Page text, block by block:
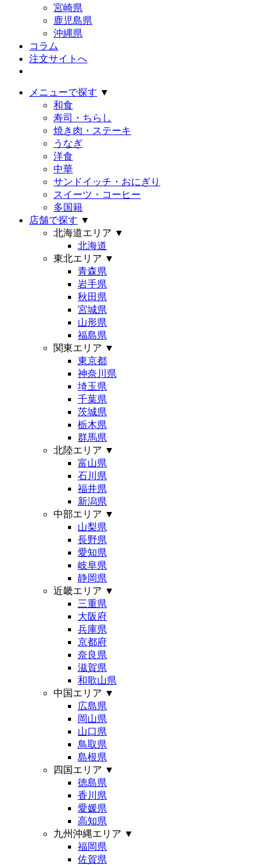
宮崎県
鹿児島県
沖縄県
コラム
注文サイトへ
メニューで探す ▼
和食
寿司・ちらし
焼き肉・ステーキ
うなぎ
洋食
中華
サンドイッチ・おにぎり
スイーツ・コーヒー
多国籍
店舗で探す ▼
北海道エリア ▼
北海道
東北エリア ▼
青森県
岩手県
秋田県
宮城県
山形県
福島県
関東エリア ▼
東京都
神奈川県
埼玉県
千葉県
茨城県
栃木県
群馬県
北陸エリア ▼
富山県
石川県
福井県
新潟県
中部エリア ▼
山梨県
長野県
愛知県
岐阜県
静岡県
近畿エリア ▼
三重県
大阪府
兵庫県
京都府
奈良県
滋賀県
和歌山県
中国エリア ▼
広島県
岡山県
山口県
鳥取県
島根県
四国エリア ▼
徳島県
香川県
愛媛県
高知県
九州沖縄エリア ▼
福岡県
佐賀県